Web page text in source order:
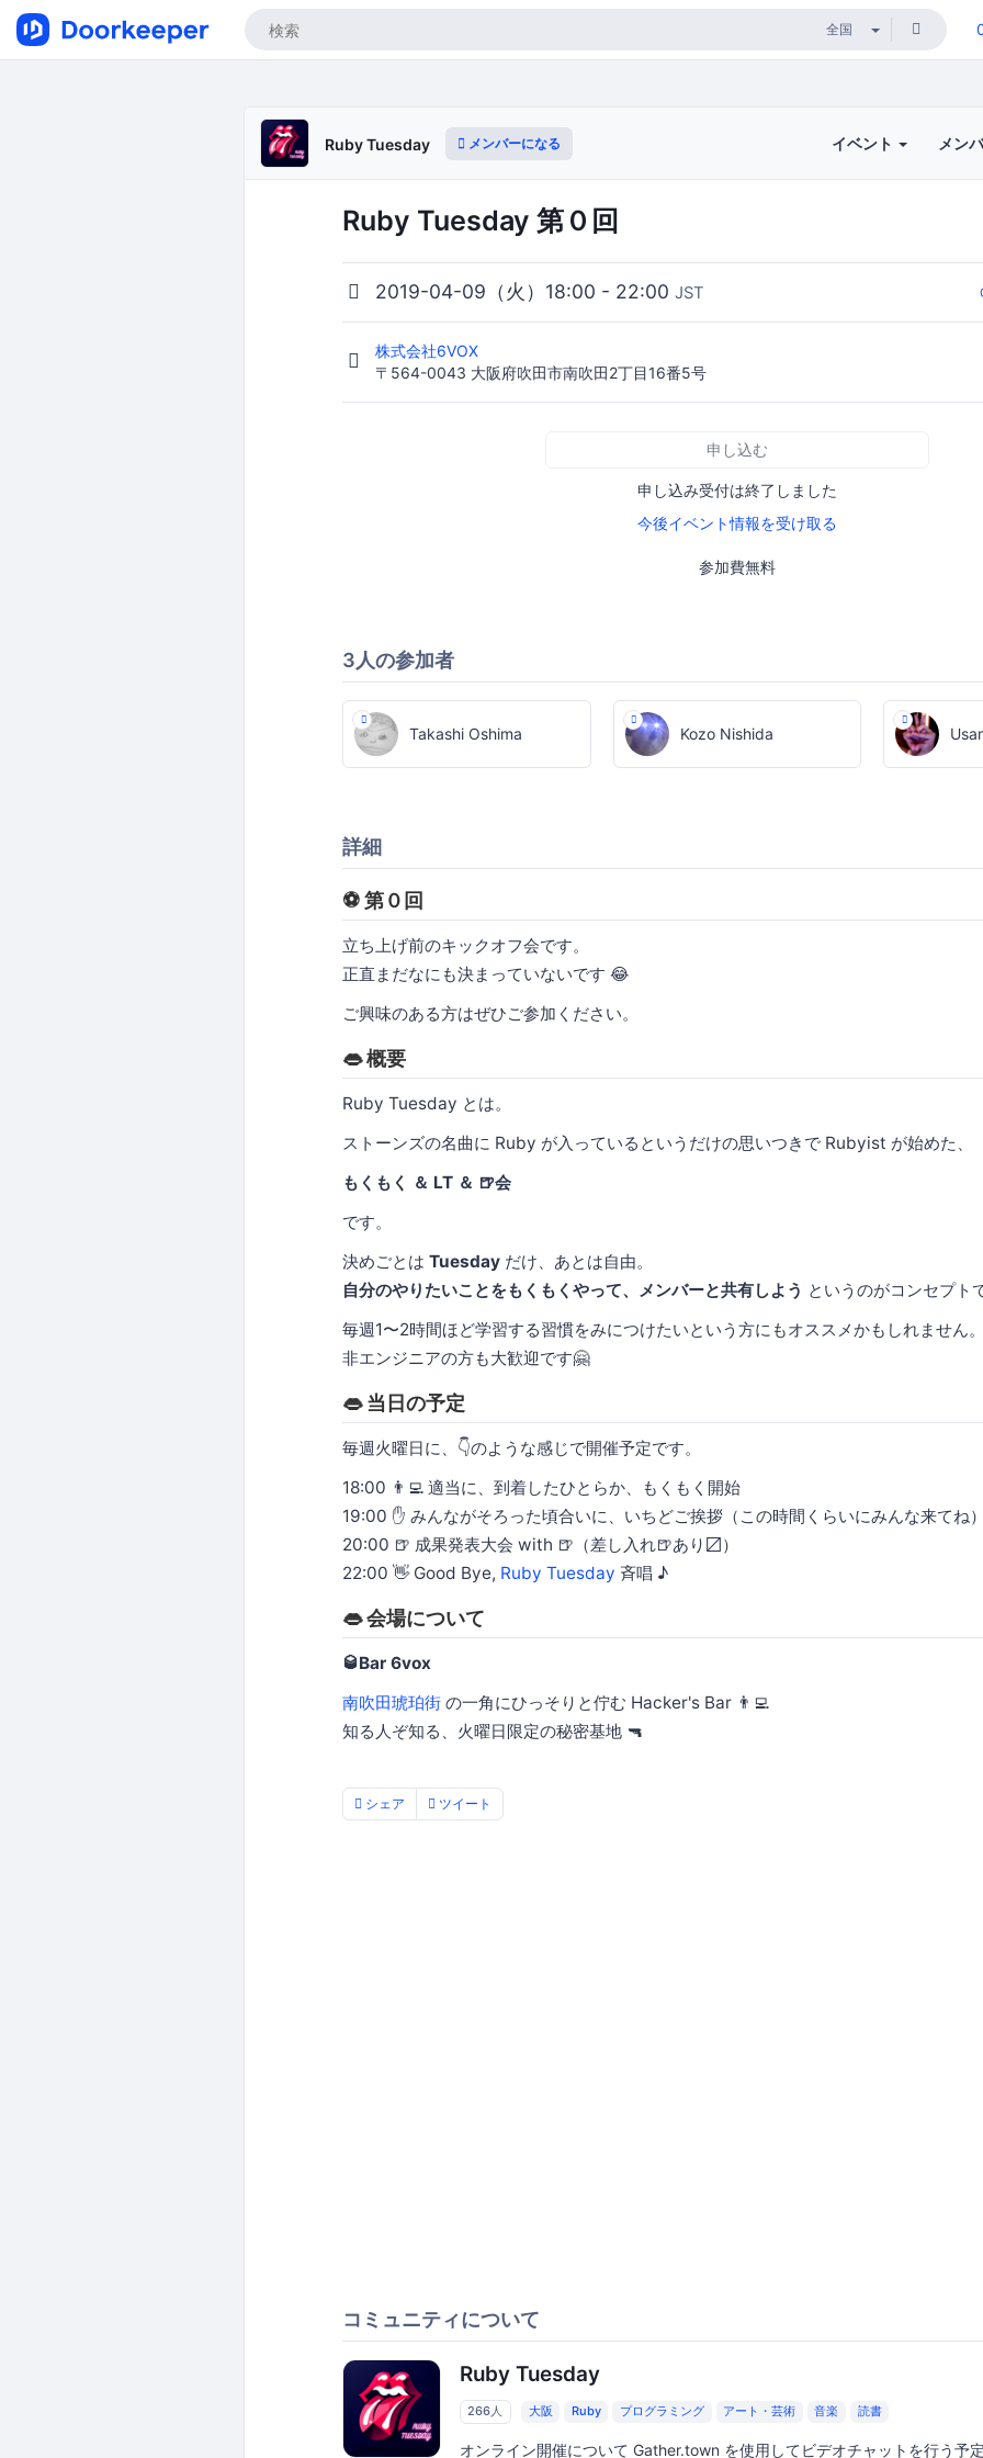
Ruby Tuesday メンバーになる イベント メン
Ruby Tuesday 第０回
2019-04-09（火）18:00 - 22:00 JST
株式会社6VOX
〒564-0043 大阪府吹田市南吹田2丁目16番5号
申し込む
申し込み受付は終了しました
今後イベント情報を受け取る
参加費無料
3人の参加者
Takashi Oshima Kozo Nishida
詳細
⚽ 第０回
立ち上げ前のキックオフ会です。
正直まだなにも決まっていないです 😂
ご興味のある方はぜひご参加ください。
👄 概要
Ruby Tuesday とは。
ストーンズの名曲に Ruby が入っているというだけの思いつきで Rubyist が始めた、
もくもく ＆ LT ＆ 🍺会
です。
決めごとは Tuesday だけ、あとは自由。
自分のやりたいことをもくもくやって、メンバーと共有しよう というのがコンセプト
毎週1〜2時間ほど学習する習慣をみにつけたいという方にもオススメかもしれません
非エンジニアの方も大歓迎です🤗
👄 当日の予定
毎週火曜日に、👇のような感じで開催予定です。
18:00 👨‍💻 適当に、到着したひとらか、もくもく開始
19:00 ✋ みんながそろった頃合いに、いちどご挨拶（この時間くらいにみんな来てね
20:00 🍺 成果発表大会 with 🍺（差し入れ🍺あり〼）
22:00 👋 Good Bye, Ruby Tuesday 斉唱 ♪
👄 会場について
🥃Bar 6vox
南吹田琥珀街 の一角にひっそりと佇む Hacker's Bar 👨‍💻
知る人ぞ知る、火曜日限定の秘密基地 🔫
シェア ツイート
コミュニティについて
Ruby Tuesday
266人 大阪 Ruby プログラミング アート・芸術 音楽 読書
オンライン開催について Gather.town を使用してビデオチャットを行う予